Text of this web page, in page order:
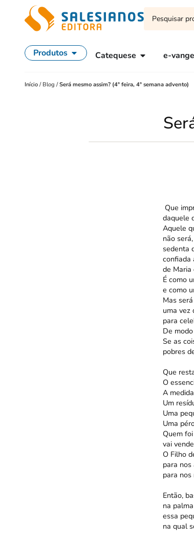
Produtos Catequese e-
Início / Blog /Será mesmo assim? (4ª feira, 4ª semana advento)
Que
daquele
Aquele
não
sedenta
confiada
de Maria
É como
e como
Mas
uma vez
para
De
Se as
pobres
Que
O
A
Um
Uma
Uma
Quem
vai
O Filho
para nos
para nos
Então,
na
essa
na qual